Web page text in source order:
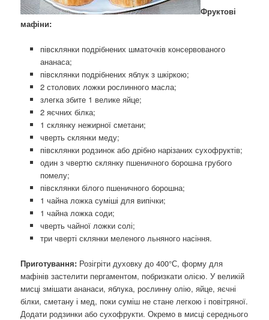
Фруктові
мафіни:
півсклянки подрібнених шматочків консервованого
ананаса;
півсклянки подрібнених яблук з шкіркою;
2 столових ложки рослинного масла;
злегка збите 1 велике яйце;
2 яєчних білка;
1 склянку нежирної сметани;
чверть склянки меду;
півсклянки родзинок або дрібно нарізаних сухофруктів;
один з чвертю склянку пшеничного борошна грубого
помелу;
півсклянки білого пшеничного борошна;
1 чайна ложка суміші для випічки;
1 чайна ложка соди;
чверть чайної ложки солі;
три чверті склянки меленого льняного насіння.
Приготування: Розігріти духовку до 400°С, форму для
мафінів застелити пергаментом, побризкати олією. У великій
мисці змішати ананаси, яблука, рослинну олію, яйце, яєчні
білки, сметану і мед, поки суміш не стане легкою і повітряної.
Додати родзинки або сухофрукти. Окремо в мисці середнього